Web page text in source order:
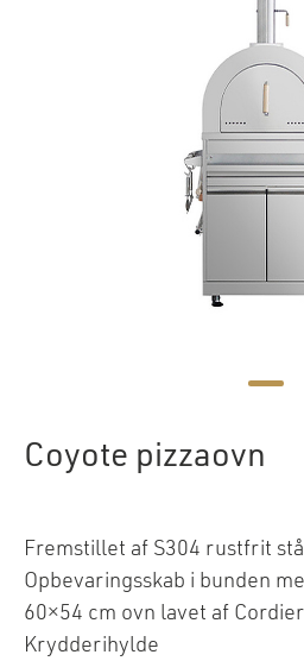
Coyote pizzaovn
Fremstillet af S304 rustfrit
Opbevaringsskab i bunden
60×54 cm ovn lavet af
Krydderihylde